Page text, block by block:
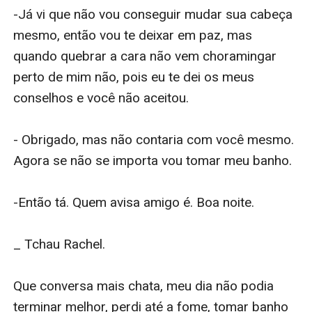
-Já vi que não vou conseguir mudar sua cabeça
mesmo, então vou te deixar em paz, mas
quando quebrar a cara não vem choramingar
perto de mim não, pois eu te dei os meus
conselhos e você não aceitou.
- Obrigado, mas não contaria com você mesmo.
Agora se não se importa vou tomar meu banho.
-Então tá. Quem avisa amigo é. Boa noite.
_ Tchau Rachel.
Que conversa mais chata, meu dia não podia
terminar melhor, perdi até a fome, tomar banho